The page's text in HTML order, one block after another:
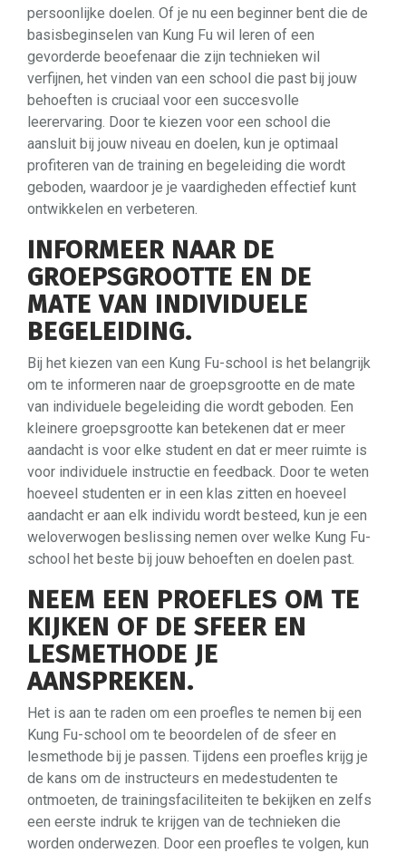
persoonlijke doelen. Of je nu een beginner bent die de
basisbeginselen van Kung Fu wil leren of een
gevorderde beoefenaar die zijn technieken wil
verfijnen, het vinden van een school die past bij jouw
behoeften is cruciaal voor een succesvolle
leerervaring. Door te kiezen voor een school die
aansluit bij jouw niveau en doelen, kun je optimaal
profiteren van de training en begeleiding die wordt
geboden, waardoor je je vaardigheden effectief kunt
ontwikkelen en verbeteren.
INFORMEER NAAR DE
GROEPSGROOTTE EN DE
MATE VAN INDIVIDUELE
BEGELEIDING.
Bij het kiezen van een Kung Fu-school is het belangrijk
om te informeren naar de groepsgrootte en de mate
van individuele begeleiding die wordt geboden. Een
kleinere groepsgrootte kan betekenen dat er meer
aandacht is voor elke student en dat er meer ruimte is
voor individuele instructie en feedback. Door te weten
hoeveel studenten er in een klas zitten en hoeveel
aandacht er aan elk individu wordt besteed, kun je een
weloverwogen beslissing nemen over welke Kung Fu-
school het beste bij jouw behoeften en doelen past.
NEEM EEN PROEFLES OM TE
KIJKEN OF DE SFEER EN
LESMETHODE JE
AANSPREKEN.
Het is aan te raden om een proefles te nemen bij een
Kung Fu-school om te beoordelen of de sfeer en
lesmethode bij je passen. Tijdens een proefles krijg je
de kans om de instructeurs en medestudenten te
ontmoeten, de trainingsfaciliteiten te bekijken en zelfs
een eerste indruk te krijgen van de technieken die
worden onderwezen. Door een proefles te volgen, kun